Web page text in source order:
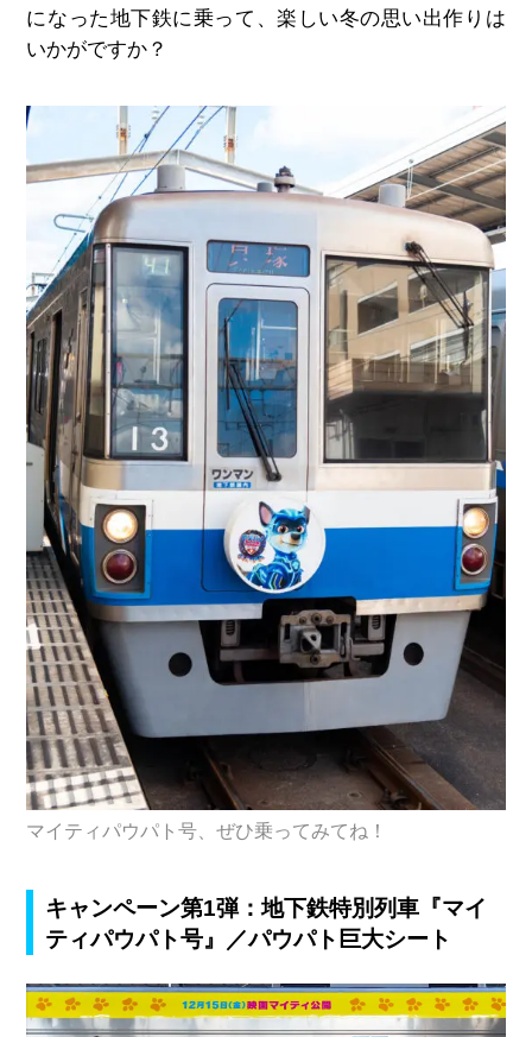
になった地下鉄に乗って、楽しい冬の思い出作りは
いかがですか？
マイティパウパト号、ぜひ乗ってみてね！
キャンペーン第1弾：地下鉄特別列車『マイ
ティパウパト号』／パウパト巨大シート